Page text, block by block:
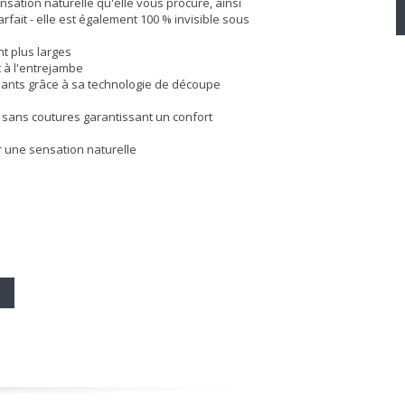
- elle est également 100 % invisible sous
plus larges
à l'entrejambe
grâce à sa technologie de découpe
coutures garantissant un confort
une sensation naturelle